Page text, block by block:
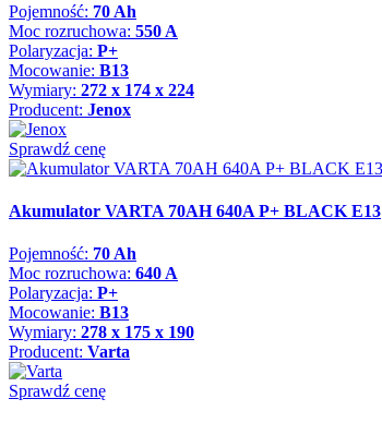
Pojemność: 70 Ah
Moc rozruchowa: 550 A
Polaryzacja: P+
Mocowanie: B13
Wymiary: 272 x 174 x 224
Producent: Jenox
Sprawdź cenę
Akumulator VARTA 70AH 640A P+ BLACK E13
Pojemność: 70 Ah
Moc rozruchowa: 640 A
Polaryzacja: P+
Mocowanie: B13
Wymiary: 278 x 175 x 190
Producent: Varta
Sprawdź cenę